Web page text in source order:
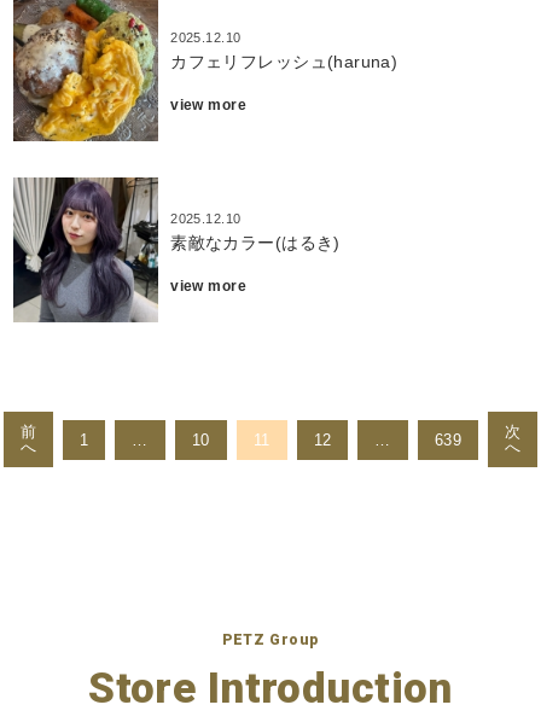
2025.12.10
カフェリフレッシュ(haruna)
view more
2025.12.10
素敵なカラー(はるき)
view more
稿
の
前
へ
1 10 11 12 639
次
へ
PETZ Group
Store Introduction